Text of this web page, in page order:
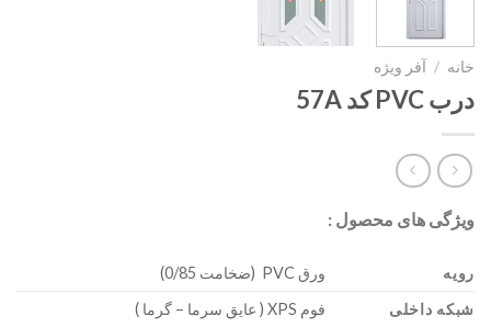
خانه / آفر ویژه
درب PVC کد 57A
ویژگی های محصول :
رویه
ورق PVC (ضخامت 0/85)
شبکه داخلی
فوم XPS ( عایق سرما – گرما )